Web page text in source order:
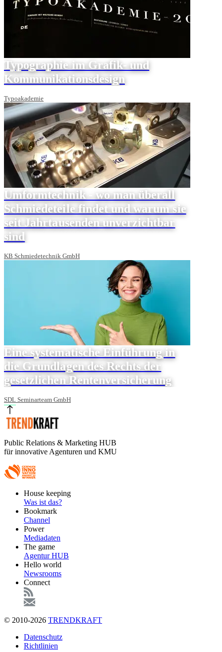
Typographie im Grafik- und
Kommunikationsdesign
Typoakademie
Umformtechnik - wo man überall
Schmiedeteile findet und warum sie
seit Jahrtausenden unverzichtbar
sind
KB Schmiedetechnik GmbH
Eine systematische Einführung in
die Grundlagen des Rechts der
gesetzlichen Rentenversicherung
SDL Seminarteam GmbH
Public Relations & Marketing HUB
für innovative Agenturen und KMU
FooterHouse keeping
Was ist das?
Bookmark
Channel
Power
Mediadaten
The game
Agentur HUB
Hello world
Newsrooms
Connect
© 2010-2026 TRENDKRAFT
FußzeileDatenschutz
Richtlinien